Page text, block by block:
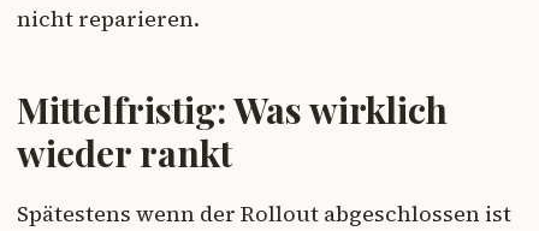
nicht reparieren.
Mittelfristig: Was wirklich
wieder rankt
Spätestens wenn der Rollout abgeschlossen ist